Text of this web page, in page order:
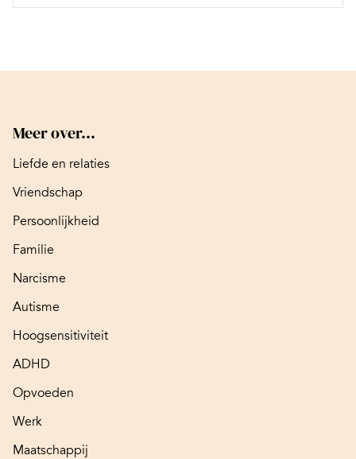
Meer over...
Liefde en relaties
Vriendschap
Persoonlijkheid
Familie
Narcisme
Autisme
Hoogsensitiviteit
ADHD
Opvoeden
Werk
Maatschappij